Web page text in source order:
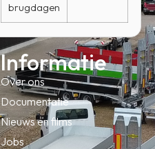
brugdagen
Informatie
Over ons
Documentatie
Nieuws en films
Jobs